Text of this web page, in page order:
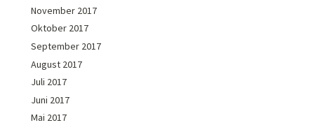
November 2017
Oktober 2017
September 2017
August 2017
Juli 2017
Juni 2017
Mai 2017